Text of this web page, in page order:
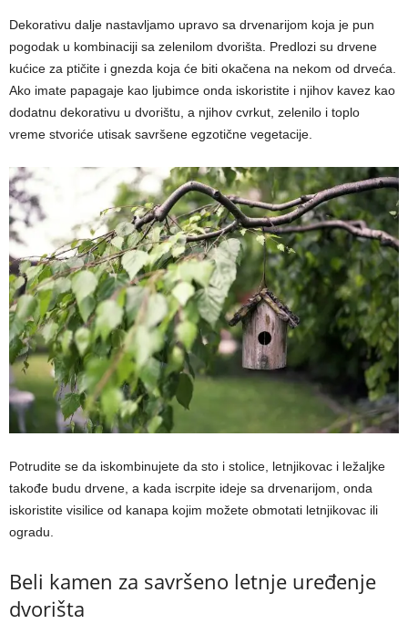
Dekorativu dalje nastavljamo upravo sa drvenarijom koja je pun
pogodak u kombinaciji sa zelenilom dvorišta. Predlozi su drvene
kućice za ptičite i gnezda koja će biti okačena na nekom od drveća.
Ako imate papagaje kao ljubimce onda iskoristite i njihov kavez kao
dodatnu dekorativu u dvorištu, a njihov cvrkut, zelenilo i toplo
vreme stvoriće utisak savršene egzotične vegetacije.
Potrudite se da iskombinujete da sto i stolice, letnjikovac i ležaljke
takođe budu drvene, a kada iscrpite ideje sa drvenarijom, onda
iskoristite visilice od kanapa kojim možete obmotati letnjikovac ili
ogradu.
Beli kamen za savršeno letnje uređenje
dvorišta